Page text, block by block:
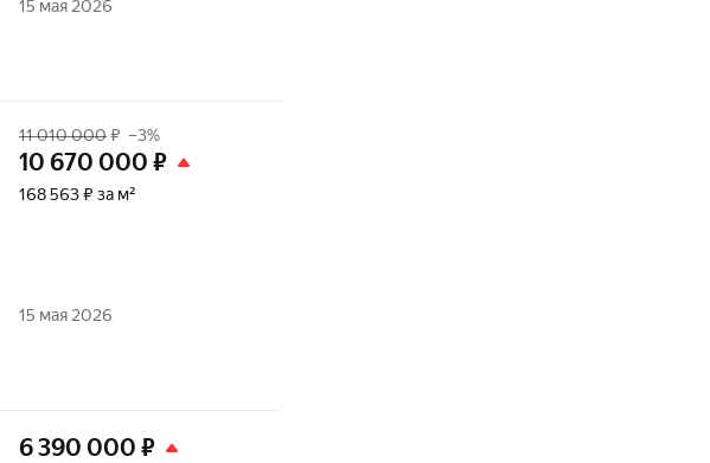
15 мая 2026
11 010 000₽ –3%
10 670 000 ₽
168 563 ₽ за м²
15 мая 2026
6 390 000 ₽